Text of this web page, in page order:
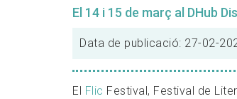
El 14 i 15 de març al DHub
Data de publicació: 27-02-
El Flic Festival, Festival de